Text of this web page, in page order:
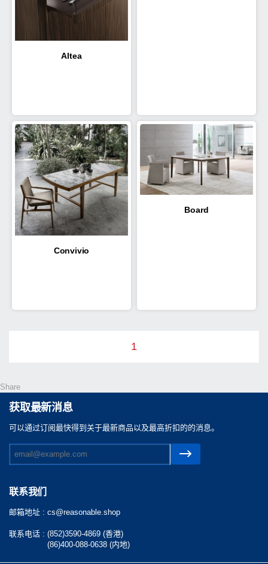
Altea
Convivio
Board
1
Share
获取最新消息
可以通过订阅最快得到关于最新商品以及最高折扣的的消息。
联系我们
邮箱地址 : cs@reasonable.shop
联系电话 : (852)3590-4869 (香港)
(86)400-088-0638 (内地)